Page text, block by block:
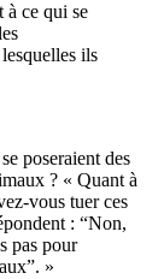
à ce qui se
ils
poseraient des
? « Quant à
vous tuer ces
: “Non,
pas pour
»